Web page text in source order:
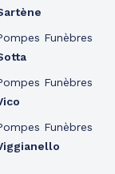
Funèbres
Funèbres
Funèbres